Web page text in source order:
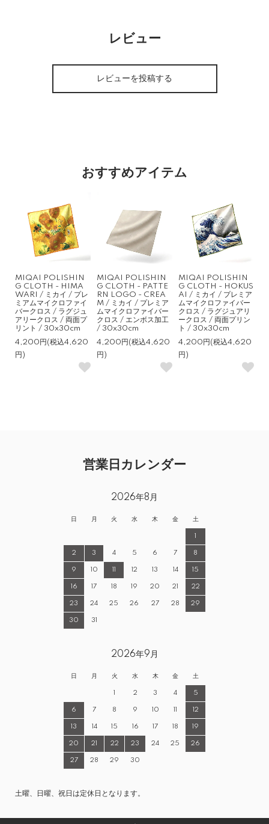
レビュー
レビューを投稿する
おすすめアイテム
MIQAI POLISHIN
G CLOTH - HIMA
WARI / ミカイ / プレ
ミアムマイクロファイ
バークロス / ラグジュ
アリークロス / 両面プ
リント / 30x30cm
4,200円(税込4,620
円)
MIQAI POLISHIN
G CLOTH - PATTE
RN LOGO - CREA
M / ミカイ / プレミア
ムマイクロファイバー
クロス / エンボス加工
/ 30x30cm
4,200円(税込4,620
円)
MIQAI POLISHIN
G CLOTH - HOKUS
AI / ミカイ / プレミア
ムマイクロファイバー
クロス / ラグジュアリ
ークロス / 両面プリン
ト / 30x30cm
4,200円(税込4,620
円)
営業日カレンダー
2026年8月
日 月 火 水 木 金 土
1
2 3 4 5 6 7 8
9 10 11 12 13 14 15
16 17 18 19 20 21 22
23 24 25 26 27 28 29
30 31
2026年9月
日 月 火 水 木 金 土
1 2 3 4 5
6 7 8 9 10 11 12
13 14 15 16 17 18 19
20 21 22 23 24 25 26
27 28 29 30
土曜、日曜、祝日は定休日となります。